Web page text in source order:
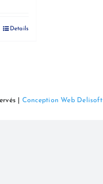
Details
| Conception Web Delisoft